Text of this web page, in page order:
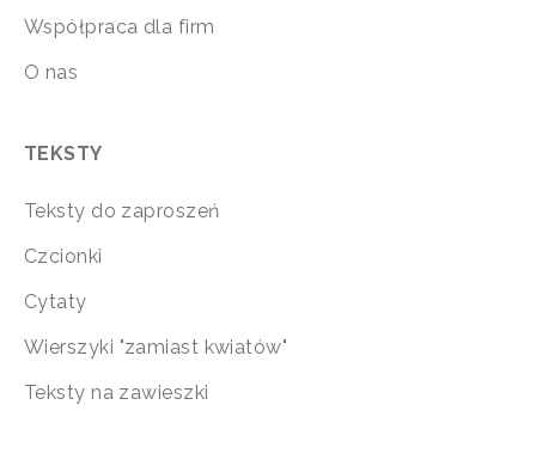
Współpraca dla firm
O nas
TEKSTY
Teksty do zaproszeń
Czcionki
Cytaty
Wierszyki "zamiast kwiatów"
Teksty na zawieszki